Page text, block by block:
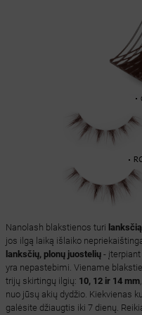
Nanolash blakstienos turi
jos ilgą laiką išlaiko
lanksčių, plonų juostelių- įterpiant
yra nepastebimi. Viename
trijų skirtingų ilgių: 10, 12 ir 14 mm
nuo jūsų akių dydžio. Kiekvienas
galėsite džiaugtis iki 7 dienų.